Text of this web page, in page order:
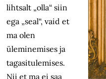
lihtsalt „olla“ siin
ega „seal“, vaid et
ma olen
üleminemises ja
tagasitulemises.
Nii et ma ei saa